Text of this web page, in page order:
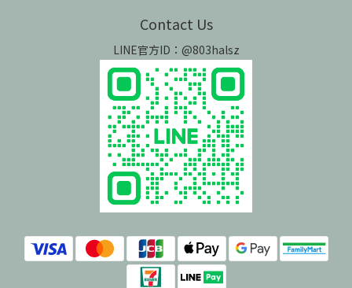
Contact Us
LINE官方ID：@803halsz